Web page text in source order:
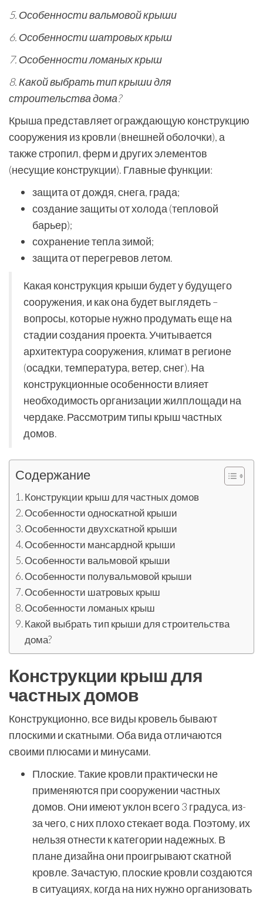
5. Особенности вальмовой крыши
6. Особенности шатровых крыш
7. Особенности ломаных крыш
8. Какой выбрать тип крыши для
строительства дома?
Крыша представляет ограждающую конструкцию
сооружения из кровли (внешней оболочки), а
также стропил, ферм и других элементов
(несущие конструкции). Главные функции:
защита от дождя, снега, града;
создание защиты от холода (тепловой
барьер);
сохранение тепла зимой;
защита от перегревов летом.
Какая конструкция крыши будет у будущего
сооружения, и как она будет выглядеть –
вопросы, которые нужно продумать еще на
стадии создания проекта. Учитывается
архитектура сооружения, климат в регионе
(осадки, температура, ветер, снег). На
конструкционные особенности влияет
необходимость организации жилплощади на
чердаке. Рассмотрим типы крыш частных
домов.
Содержание
Конструкции крыш для частных домов
Особенности односкатной крыши
Особенности двухскатной крыши
Особенности мансардной крыши
Особенности вальмовой крыши
Особенности полувальмовой крыши
Особенности шатровых крыш
Особенности ломаных крыш
Какой выбрать тип крыши для строительства
дома?
Конструкции крыш для
частных домов
Конструкционно, все виды кровель бывают
плоскими и скатными. Оба вида отличаются
своими плюсами и минусами.
Плоские. Такие кровли практически не
применяются при сооружении частных
домов. Они имеют уклон всего 3 градуса, из-
за чего, с них плохо стекает вода. Поэтому, их
нельзя отнести к категории надежных. В
плане дизайна они проигрывают скатной
кровле. Зачастую, плоские кровли создаются
в ситуациях, когда на них нужно организовать